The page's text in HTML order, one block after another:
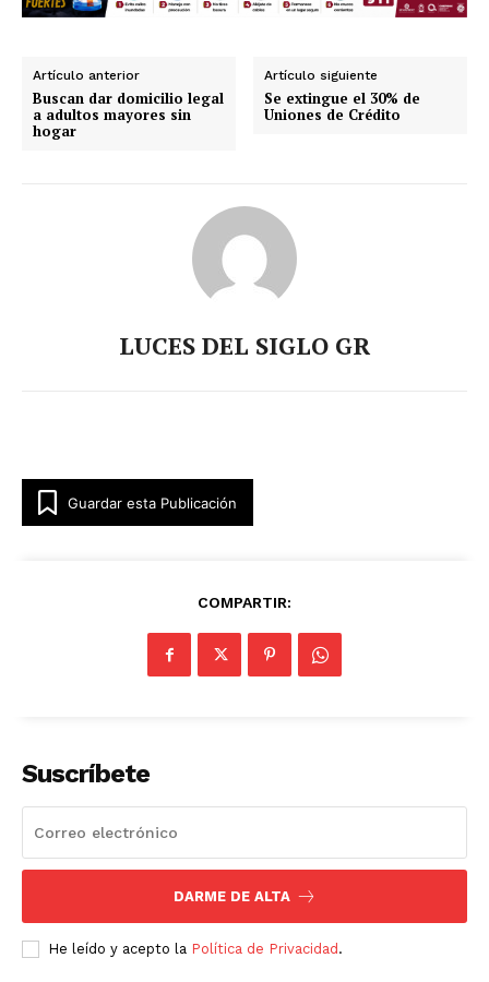
Del Siglo
SUSCRÍBETE AHORA
Políticas del Sitio
Mi cuenta
Artículo anterior
Buscan dar domicilio legal
a adultos mayores sin
hogar
Artículo siguiente
Se extingue el 30% de
Uniones de Crédito
LUCES DEL SIGLO GR
Guardar esta Publicación
COMPARTIR:
Suscríbete
DARME DE ALTA
He leído y acepto la Política de Privacidad .